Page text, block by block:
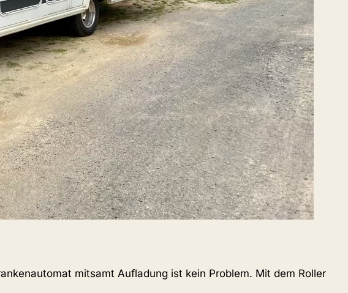
mitsamt Aufladung ist kein Problem. Mit dem Roller